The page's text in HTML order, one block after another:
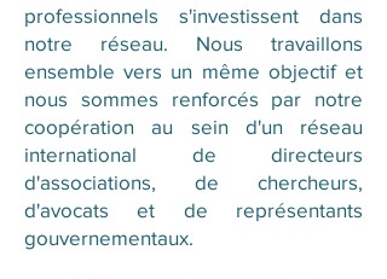
professionnels s'investissent dans
notre réseau. Nous travaillons
ensemble vers un même objectif et
nous sommes renforcés par notre
coopération au sein d'un réseau
international de directeurs
d'associations, de chercheurs,
d'avocats et de représentants
gouvernementaux.